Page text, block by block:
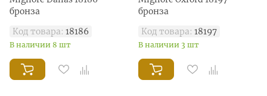
бронза
Код товара: 18186
В наличии 8 шт
бронза
Код товара: 18197
В наличии 3 шт